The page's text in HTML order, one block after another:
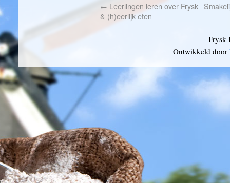
← Leerlingen leren over Frysk
& (h)eerlijk eten
Frysk
Ontwikkeld door